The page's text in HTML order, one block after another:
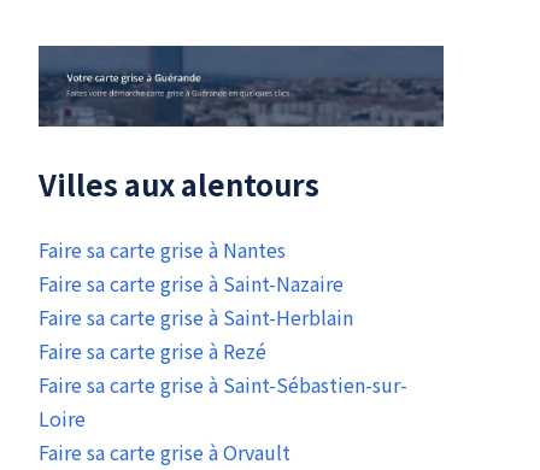
Villes aux alentours
Faire sa carte grise à Nantes
Faire sa carte grise à Saint-Nazaire
Faire sa carte grise à Saint-Herblain
Faire sa carte grise à Rezé
Faire sa carte grise à Saint-Sébastien-sur-
Loire
Faire sa carte grise à Orvault